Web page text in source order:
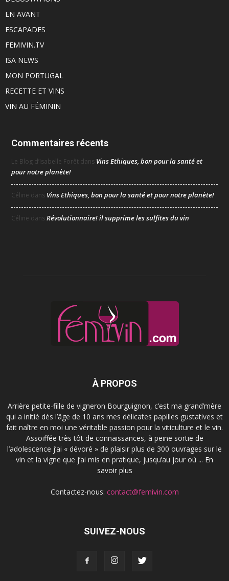
EN AVANT
ESCAPADES
FEMIVIN.TV
ISA NEWS
MON PORTUGAL
RECETTE ET VINS
VIN AU FÉMININ
Commentaires récents
Le Blog d’Isabelle Forêt dans Vins Ethiques, bon pour la santé et
pour notre planète!
Céline dans Vins Ethiques, bon pour la santé et pour notre planète!
Céline dansRévolutionnaire! il supprime les sulfites du vin
À PROPOS
Arrière petite-fille de vigneron Bourguignon, c’est ma grand’mère
qui a initié dès l’âge de 10 ans mes délicates papilles gustatives et
fait naître en moi une véritable passion pour la viticulture et le vin.
Assoiffée très tôt de connaissances, à peine sortie de
l’adolescence j’ai « dévoré » de plaisir plus de 300 ouvrages sur le
vin et la vigne que j’ai mis en pratique, jusqu’au jour où ... En
savoir plus
Contactez-nous: contact@femivin.com
SUIVEZ-NOUS